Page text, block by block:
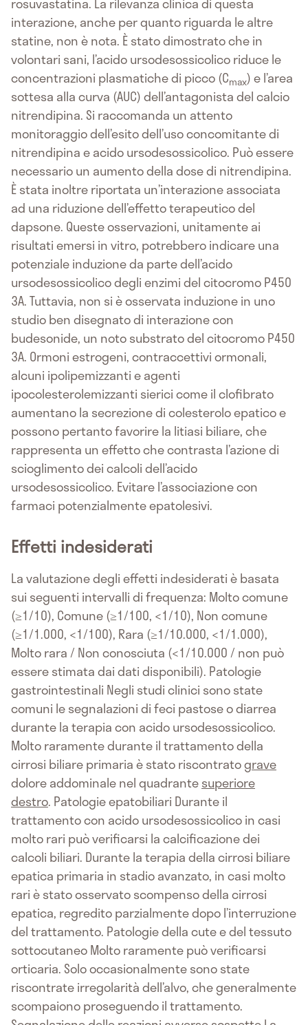
interazione, anche per quanto riguarda le altre
statine, non è nota. È stato dimostrato che in
volontari sani, l’acido ursodesossicolico riduce le
concentrazioni plasmatiche di picco (Cmax) e l’area
sottesa alla curva (AUC) dell’antagonista del calcio
nitrendipina. Si raccomanda un attento
monitoraggio dell’esito dell’uso concomitante di
nitrendipina e acido ursodesossicolico. Può essere
necessario un aumento della dose di nitrendipina.
È stata inoltre riportata un’interazione associata
ad una riduzione dell’effetto terapeutico del
dapsone. Queste osservazioni, unitamente ai
risultati emersi in vitro, potrebbero indicare una
potenziale induzione da parte dell’acido
ursodesossicolico degli enzimi del citocromo P450
3A. Tuttavia, non si è osservata induzione in uno
studio ben disegnato di interazione con
budesonide, un noto substrato del citocromo P450
3A. Ormoni estrogeni, contraccettivi ormonali,
alcuni ipolipemizzanti e agenti
ipocolesterolemizzanti sierici come il clofibrato
aumentano la secrezione di colesterolo epatico e
possono pertanto favorire la litiasi biliare, che
rappresenta un effetto che contrasta l’azione di
scioglimento dei calcoli dell’acido
ursodesossicolico. Evitare l’associazione con
farmaci potenzialmente epatolesivi.
Effetti indesiderati
La valutazione degli effetti indesiderati è basata
sui seguenti intervalli di frequenza: Molto comune
(≥1/10), Comune (≥1/100, <1/10), Non comune
(≥1/1.000, <1/100), Rara (≥1/10.000, <1/1.000),
Molto rara / Non conosciuta (<1/10.000 / non può
essere stimata dai dati disponibili). Patologie
gastrointestinali Negli studi clinici sono state
comuni le segnalazioni di feci pastose o diarrea
durante la terapia con acido ursodesossicolico.
Molto raramente durante il trattamento della
cirrosi biliare primaria è stato riscontratograve
dolore addominale nel quadrantesuperiore
destro. Patologie epatobiliari Durante il
trattamento con acido ursodesossicolico in casi
molto rari può verificarsi la calcificazione dei
calcoli biliari. Durante la terapia della cirrosi biliare
epatica primaria in stadio avanzato, in casi molto
rari è stato osservato scompenso della cirrosi
epatica, regredito parzialmente dopo l’interruzione
del trattamento. Patologie della cute e del tessuto
sottocutaneo Molto raramente può verificarsi
orticaria. Solo occasionalmente sono state
riscontrate irregolarità dell’alvo, che generalmente
scompaiono proseguendo il trattamento.